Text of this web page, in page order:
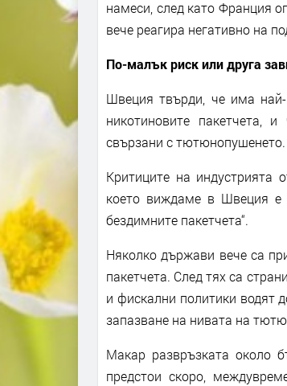
намеси, след като Франция
вече реагира негативно на
По-малък риск или друга
Швеция твърди, че има
никотиновите пакетчета,
свързани с тютюнопушенето.
Критиците на индустрията
което виждаме в Швеция е
бездимните пакетчета“.
Няколко държави вече са
пакетчета. След тях са
и фискални политики водят
запазване на нивата на
Макар развръзката около
предстои скоро,